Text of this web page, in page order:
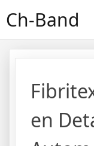
toCh-Band
en